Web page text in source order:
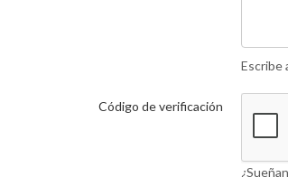
Escribe
Código de verificación